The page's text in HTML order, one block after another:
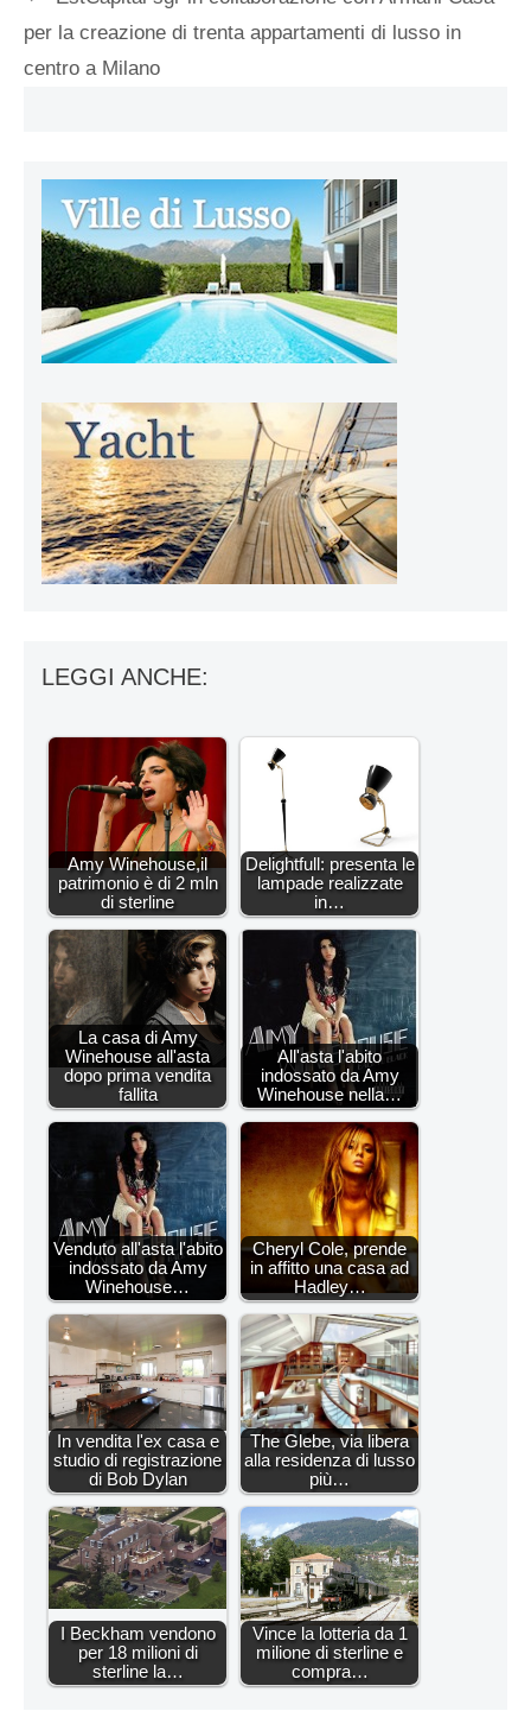
per la creazione di trenta appartamenti di lusso in
centro a Milano
LEGGI ANCHE:
Amy Winehouse,il
patrimonio è di 2 mln
di sterline
Delightfull: presenta le
lampade realizzate
in…
La casa di Amy
Winehouse all'asta
dopo prima vendita
fallita
All'asta l'abito
indossato da Amy
Winehouse nella…
Venduto all'asta l'abito
indossato da Amy
Winehouse…
Cheryl Cole, prende
in affitto una casa ad
Hadley…
In vendita l'ex casa e
studio di registrazione
di Bob Dylan
The Glebe, via libera
alla residenza di lusso
più…
I Beckham vendono
per 18 milioni di
sterline la…
Vince la lotteria da 1
milione di sterline e
compra…